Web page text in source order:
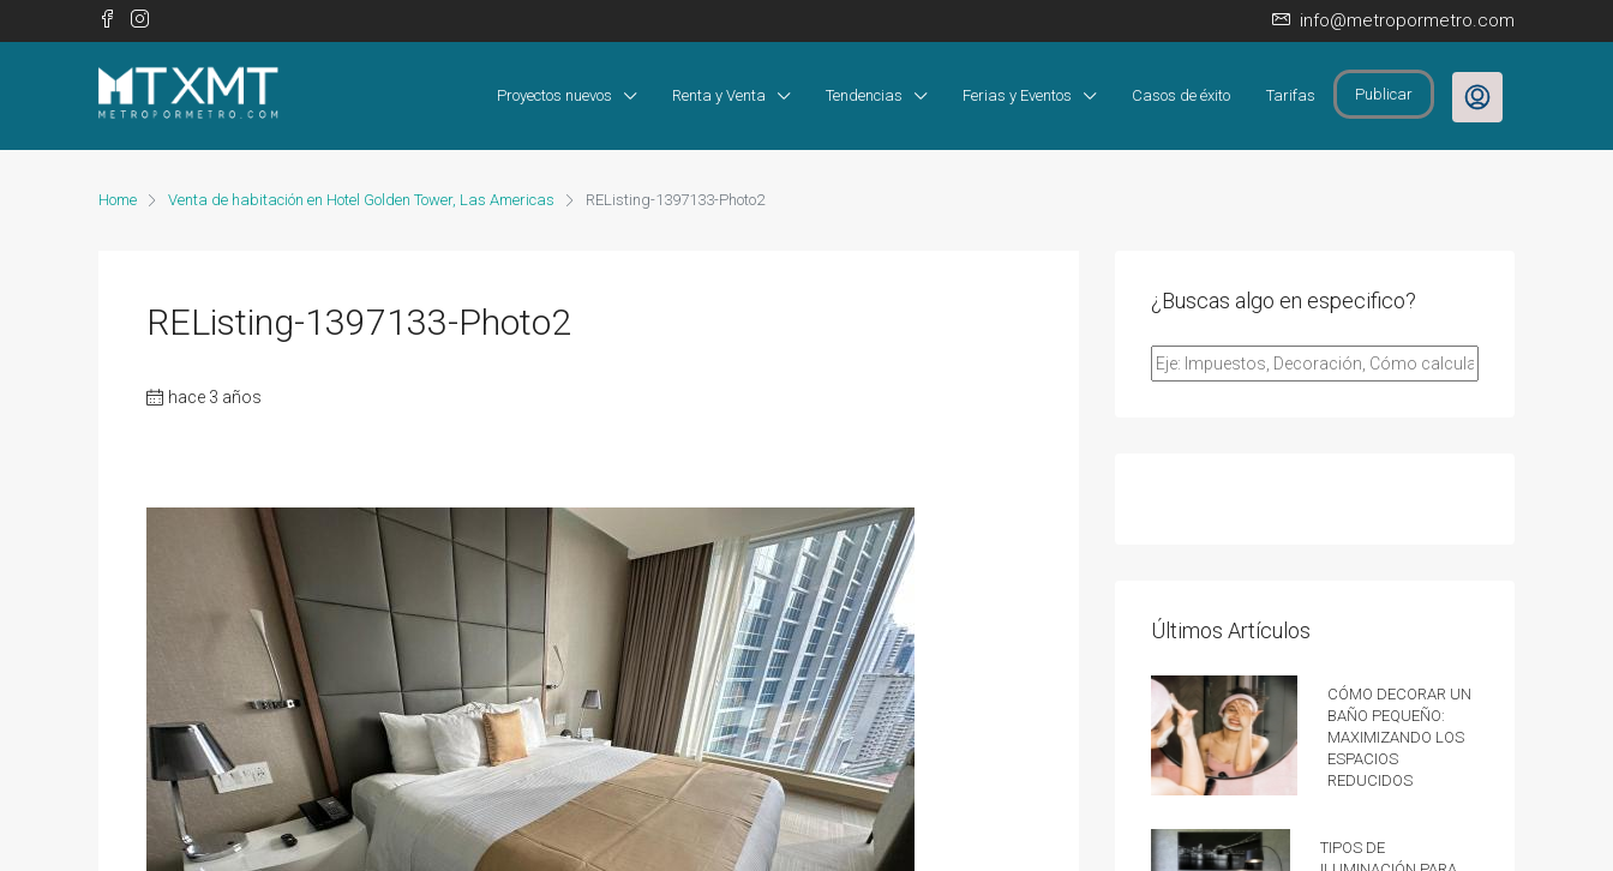
info@metropormetro.com
Proyectos nuevos Renta y Venta Tendencias Ferias y Eventos Casos de éxito Tarifas Publicar
Home Venta de habitación en Hotel Golden Tower, Las Americas REListing-1397133-Photo2
REListing-1397133-Photo2
hace 3 años
¿Buscas algo en especifico?
Últimos Artículos
Cómo decorar un
baño pequeño:
Maximizando los
espacios
reducidos
Tipos de